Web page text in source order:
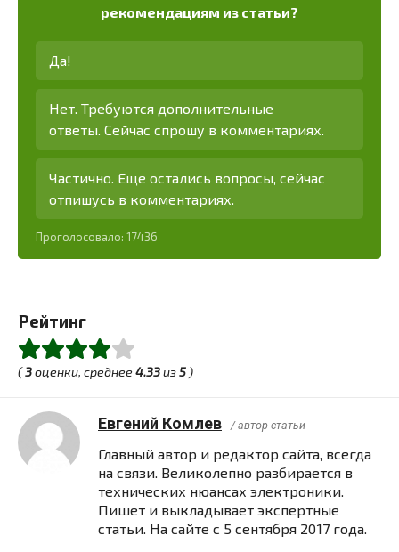
рекомендациям из статьи?
Да!
Нет. Требуются дополнительные
ответы. Сейчас спрошу в комментариях.
Частично. Еще остались вопросы, сейчас
отпишусь в комментариях.
Проголосовало: 17436
Рейтинг
(3оценки, среднее4.33из5 )
Евгений Комлев / автор статьи
Главный автор и редактор сайта, всегда
на связи. Великолепно разбирается в
технических нюансах электроники.
Пишет и выкладывает экспертные
статьи. На сайте с 5 сентября 2017 года.